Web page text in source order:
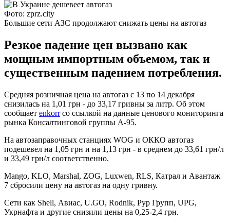
Фото: zprz.city
Большие сети АЗС продолжают снижать цены на автогаз
Резкое падение цен вызвано как
мощным импортным объемом, так и
существенным падением потребления.
Средняя розничная цена на автогаз с 13 по 14 декабря
снизилась на 1,01 грн - до 33,17 гривны за литр. Об этом
сообщает enkorrсо ссылкой на данные ценового мониторинга
рынка Консалтинговой группы А-95.
На автозаправочных станциях WOG и ОККО автогаз
подешевел на 1,05 грн и на 1,13 грн - в среднем до 33,61 грн/л
и 33,49 грн/л соответственно.
Mango, KLO, Marshal, ZOG, Luxwen, RLS, Катрал и Авантаж
7 сбросили цену на автогаз на одну гривну.
Сети как Shell, Авиас, U.GO, Rodnik, Рур Групп, UPG,
Укрнафта и другие снизили цены на 0,25-2,4 грн.